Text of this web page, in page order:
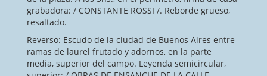
grabadora: / CONSTANTE ROSSI /. Reborde grueso,
resaltado.
Reverso: Escudo de la ciudad de Buenos Aires entre
ramas de laurel frutado y adornos, en la parte
media, superior del campo. Leyenda semicircular,